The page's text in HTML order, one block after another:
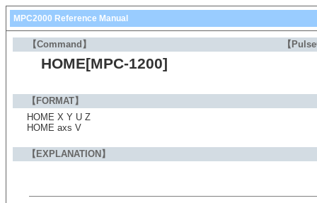
MPC2000 Reference Manual
【Command】 【
HOME[MPC-1200]
【FORMAT】
HOME X Y U Z
HOME axs V
【EXPLANATION】